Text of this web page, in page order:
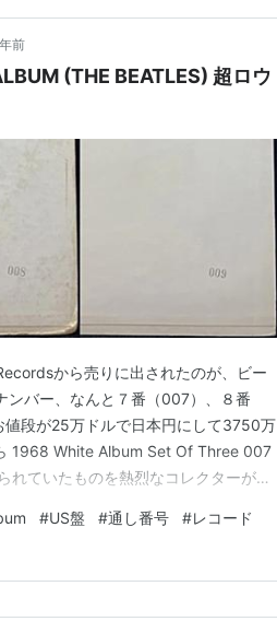
前
(THE BEATLES) 超ロウ
から売りに出されたのが、ビー
ンバー、なんと７番（007）、８番
段が25万ドルで日本円にして3750万
1968 White Album Set Of Three 007
ていたものを熱烈なコレクターが入
#US盤 #通し番号 #レコード